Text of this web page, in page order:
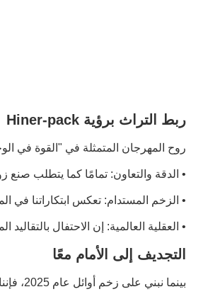
ربط التراث برؤية Hiner-pack
روح المهرجان المتمثلة في "القوة في
• الدقة والتعاون: تمامًا كما يتطلب صنع
• الزخم المستدام: تعكس ابتكاراتنا في
• العقلية العالمية: إن الاحتفال
التجديف إلى الأمام معًا
بينما نبني على زخم أوائل عام 2025، فإننا نحمل روح مهرجان قوارب التنين في عملنا الأساسي: